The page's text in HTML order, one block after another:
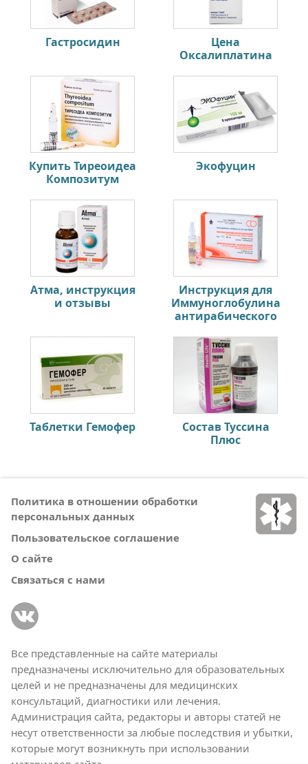
Гастросидин
Цена
Оксалиплатина
Купить Тиреоидеа
Композитум
Экофуцин
Атма, инструкция
и отзывы
Инструкция для
Иммуноглобулина
антирабического
Таблетки Гемофер
Состав Туссина
Плюс
Политика в отношении обработки
персональных данных
Пользовательское соглашение
О сайте
Связаться с нами
Все представленные на сайте материалы
предназначены исключительно для образовательных
целей и не предназначены для медицинских
консультаций, диагностики или лечения.
Администрация сайта, редакторы и авторы статей не
несут ответственности за любые последствия и убытки,
которые могут возникнуть при использовании